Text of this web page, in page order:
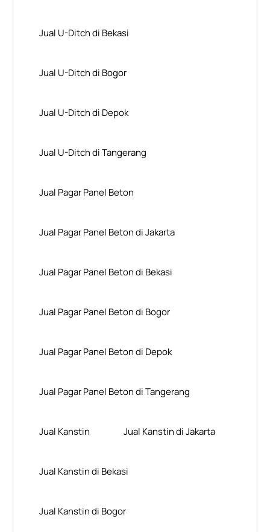
Jual U-Ditch di Bekasi
Jual U-Ditch di Bogor
Jual U-Ditch di Depok
Jual U-Ditch di Tangerang
Jual Pagar Panel Beton
Jual Pagar Panel Beton di Jakarta
Jual Pagar Panel Beton di Bekasi
Jual Pagar Panel Beton di Bogor
Jual Pagar Panel Beton di Depok
Jual Pagar Panel Beton di Tangerang
Jual Kanstin Jual Kanstin di Jakarta
Jual Kanstin di Bekasi
Jual Kanstin di Bogor